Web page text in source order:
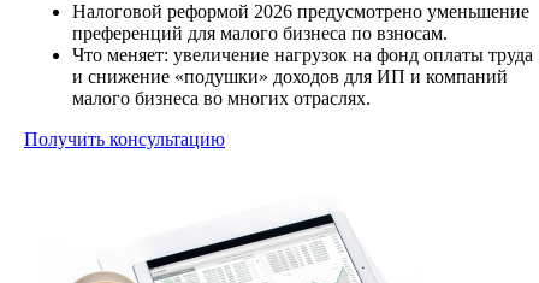
Налоговой реформой 2026 предусмотрено уменьшение
преференций для малого бизнеса по взносам.
Что меняет: увеличение нагрузок на фонд оплаты труда
и снижение «подушки» доходов для ИП и компаний
малого бизнеса во многих отраслях.
Получить консультацию